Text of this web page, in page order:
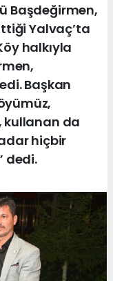
Başdeğirmen,
Yalvaç’ta
halkıyla
Başkan
kullanan da
hiçbir
dedi.